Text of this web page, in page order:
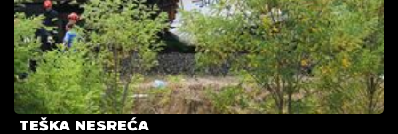
TEŠKA NESREĆA